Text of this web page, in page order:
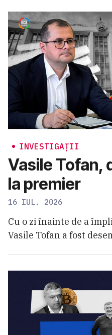
INVESTIGAȚII
Vasile Tofan,
la premier
16 IUL. 2026
Cu o zi înainte de a
Vasile Tofan a fost